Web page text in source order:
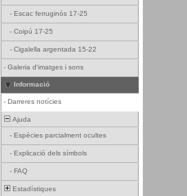
- Escac ferruginós 17-25
- Coipú 17-25
- Cigalella argentada 15-22
- Galeria d'imatges i sons
Informació
- Darreres notícies
Ajuda
- Espècies parcialment ocultes
- Explicació dels símbols
- FAQ
Estadístiques